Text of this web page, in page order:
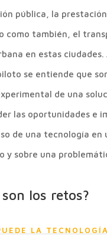
pública, la
como también, el
en estas ciudades.
se entiende que
de una
las oportunidades e
de una tecnología en
y sobre una
son los retos?
LA